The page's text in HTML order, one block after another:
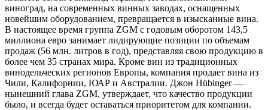
виноград, на современных винных заводах, оснащенных
новейшим оборудованием, превращается в изысканные вина.
В настоящее время группа ZGM с годовым оборотом 143,5
миллиона евро занимает лидирующие позиции по объемам
продаж (56 млн. литров в год), представляя свою продукцию в
более чем 35 странах мира. Кроме вин из традиционных
винодельческих регионов Европы, компания продает вина из
Чили, Калифорнии, ЮАР и Австралии. Джон Hübinger —
нынешний глава ZGM, утверждает, что качество продукции
было, и всегда будет оставаться приоритетом для компании.